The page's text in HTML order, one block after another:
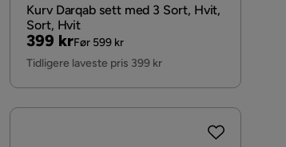
Kurv Darqab sett med 3 Sort, Hvit,
Sort, Hvit
Pris
399 kr
Original
Pris
Før 599 kr
Tidligere laveste pris 399 kr